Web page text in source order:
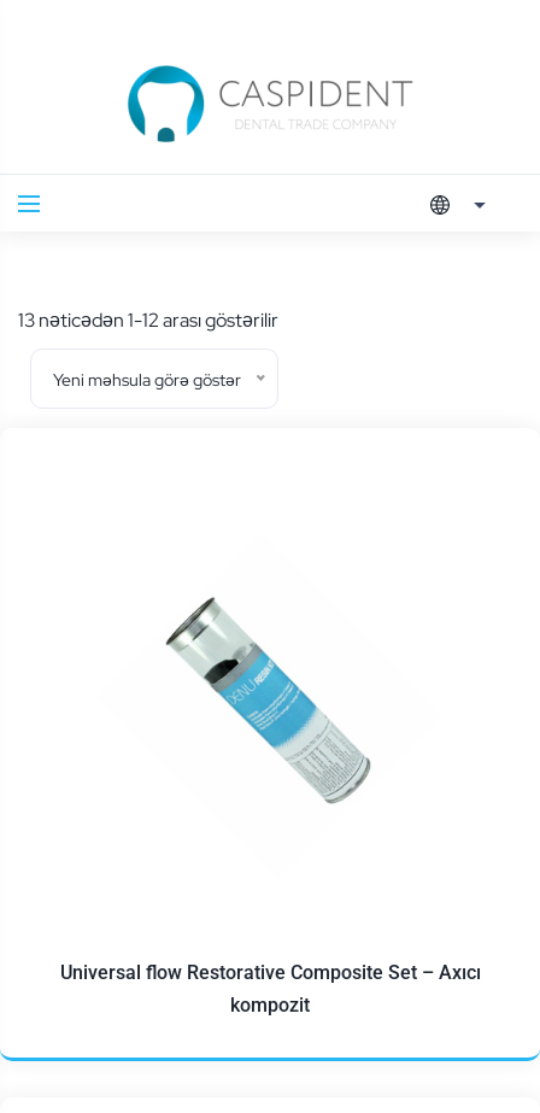
13 nəticədən 1-12 arası göstərilirEn
Yeni məhsula görə göstər
Universal flow Restorative Composite Set – Axıcı
kompozit